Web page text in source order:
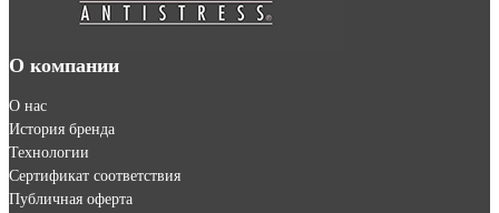
О компании
О нас
История бренда
Технологии
Сертификат соответствия
Публичная оферта